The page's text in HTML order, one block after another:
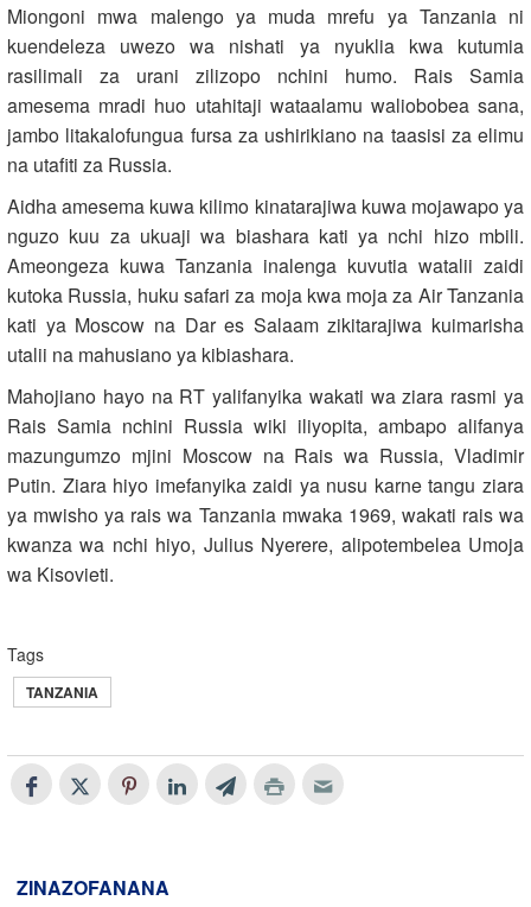
Miongoni mwa malengo ya muda mrefu ya Tanzania ni
kuendeleza uwezo wa nishati ya nyuklia kwa kutumia
rasilimali za urani zilizopo nchini humo. Rais Samia
amesema mradi huo utahitaji wataalamu waliobobea sana,
jambo litakalofungua fursa za ushirikiano na taasisi za elimu
na utafiti za Russia.
Aidha amesema kuwa kilimo kinatarajiwa kuwa mojawapo ya
nguzo kuu za ukuaji wa biashara kati ya nchi hizo mbili.
Ameongeza kuwa Tanzania inalenga kuvutia watalii zaidi
kutoka Russia, huku safari za moja kwa moja za Air Tanzania
kati ya Moscow na Dar es Salaam zikitarajiwa kuimarisha
utalii na mahusiano ya kibiashara.
Mahojiano hayo na RT yalifanyika wakati wa ziara rasmi ya
Rais Samia nchini Russia wiki iliyopita, ambapo alifanya
mazungumzo mjini Moscow na Rais wa Russia, Vladimir
Putin. Ziara hiyo imefanyika zaidi ya nusu karne tangu ziara
ya mwisho ya rais wa Tanzania mwaka 1969, wakati rais wa
kwanza wa nchi hiyo, Julius Nyerere, alipotembelea Umoja
wa Kisovieti.
Tags
TANZANIA
ZINAZOFANANA